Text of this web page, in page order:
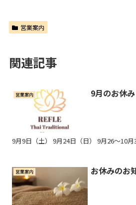
営業案内
関連記事
営業案内 9月のお休み
9月9日（土） 9月24日（日） 9月26～10月
営業案内 お休みのお